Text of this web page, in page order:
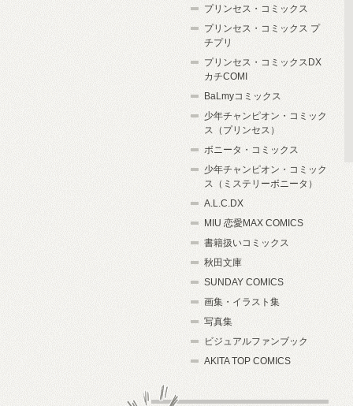
プリンセス・コミックス
プリンセス・コミックス プ
チプリ
プリンセス・コミックスDX
カチCOMI
BaLmyコミックス
少年チャンピオン・コミック
ス（プリンセス）
ボニータ・コミックス
少年チャンピオン・コミック
ス（ミステリーボニータ）
A.L.C.DX
MIU 恋愛MAX COMICS
書籍扱いコミックス
秋田文庫
SUNDAY COMICS
画集・イラスト集
写真集
ビジュアルファンブック
AKITA TOP COMICS